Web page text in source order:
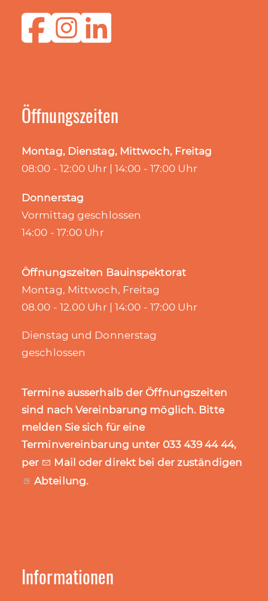
Öffnungszeiten
Montag, Dienstag, Mittwoch, Freitag
08:00 - 12:00 Uhr | 14:00 - 17:00 Uhr
Donnerstag
Vormittag geschlossen
14:00 - 17:00 Uhr
Öffnungszeiten Bauinspektorat
Montag, Mittwoch, Freitag
08.00 - 12.00 Uhr | 14:00 - 17:00 Uhr
Dienstag und Donnerstag
geschlossen
Termine ausserhalb der Öffnungszeiten
sind nach Vereinbarung möglich. Bitte
melden Sie sich für eine
Terminvereinbarung unter 033 439 44 44,
per
Mail oder direkt bei der zuständigen
Abteilung.
Informationen